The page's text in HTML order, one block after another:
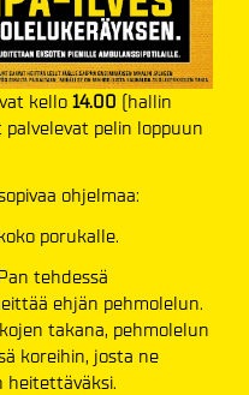
kello 14.00 (hallin
pelin loppuun
ohjelmaa:
porukalle.
tehdessä
ehjän pehmolelun.
takana, pehmolelun
koreihin, josta ne
heitettäväksi.